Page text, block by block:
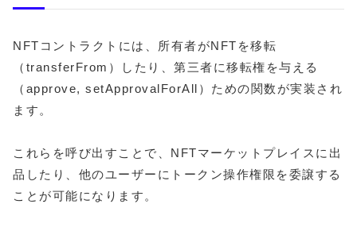
NFTコントラクトには、所有者がNFTを移転
（transferFrom）したり、第三者に移転権を与える
（approve, setApprovalForAll）ための関数が実装され
ます。
これらを呼び出すことで、NFTマーケットプレイスに出
品したり、他のユーザーにトークン操作権限を委譲する
ことが可能になります。